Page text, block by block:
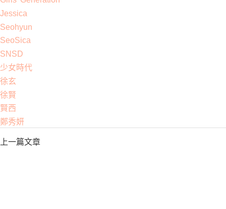
Jessica
Seohyun
SeoSica
SNSD
少女時代
徐玄
徐賢
賢西
鄭秀妍
上一篇文章